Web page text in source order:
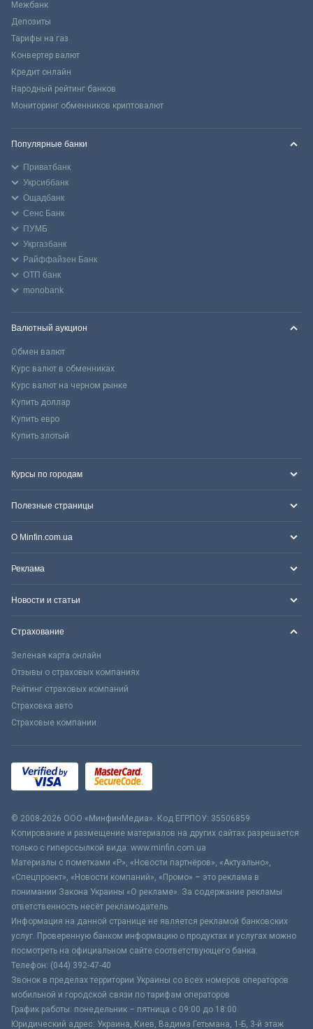
Межбанк
Депозиты
Тарифы на газ
Конвертер валют
Кредит онлайн
Народный рейтинг банков
Мониторинг обменников криптовалют
Популярные банки
Приватбанк
Укрсиббанк
Ощадбанк
Сенс Банк
ПУМБ
Укргазбанк
Райффайзен Банк
ОТП банк
monobank
Валютный аукцион
Обмен валют
Курс валют в обменниках
Курс валют на черном рынке
Купить доллар
Купить евро
Купить злотый
Курсы по городам
Полезные страницы
О Minfin.com.ua
Реклама
Новости и статьи
Страхование
Зеленая карта онлайн
Отзывы о страховых компаниях
Рейтинг страховых компаний
Страховка авто
Страховые компании
© 2008-2026 ООО «МинфинМедиа». Код ЕГРПОУ: 35506859
Копирование и размещение материалов на других сайтах разрешается
только с гиперссылкой вида: www.minfin.com.ua
Материалы с пометками «Р», «Новости партнёров», «Актуально»,
«Спецпроект», «Новости компаний», «Промо» – это реклама в
понимании Закона Украины «О рекламе». За содержание рекламы
ответственность несёт рекламодатель.
Информация на данной странице не является рекламой банковских
услуг. Проверенную банком информацию о продуктах и услугах можно
посмотреть на официальном сайте соответствующего банка.
Телефон: (044) 392-47-40
Звонок в пределах территории Украины со всех номеров операторов
мобильной и городской связи по тарифам операторов
График работы: понедельник – пятница с 09:00 до 18:00
Юридический адрес: Украина, Киев, Вадима Гетьмана, 1-Б, 3-й этаж